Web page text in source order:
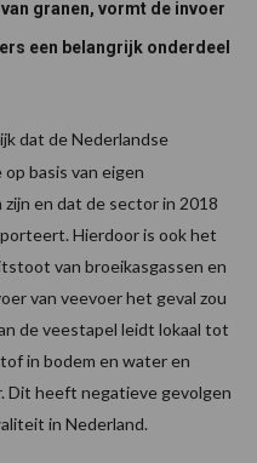
granen, vormt de invoer
een belangrijk onderdeel
dat de Nederlandse
basis van eigen
en dat de sector in 2018
Hierdoor is ook het
van broeikasgassen en
van veevoer het geval zou
de veestapel leidt lokaal tot
in bodem en water en
Dit heeft negatieve gevolgen
in Nederland.